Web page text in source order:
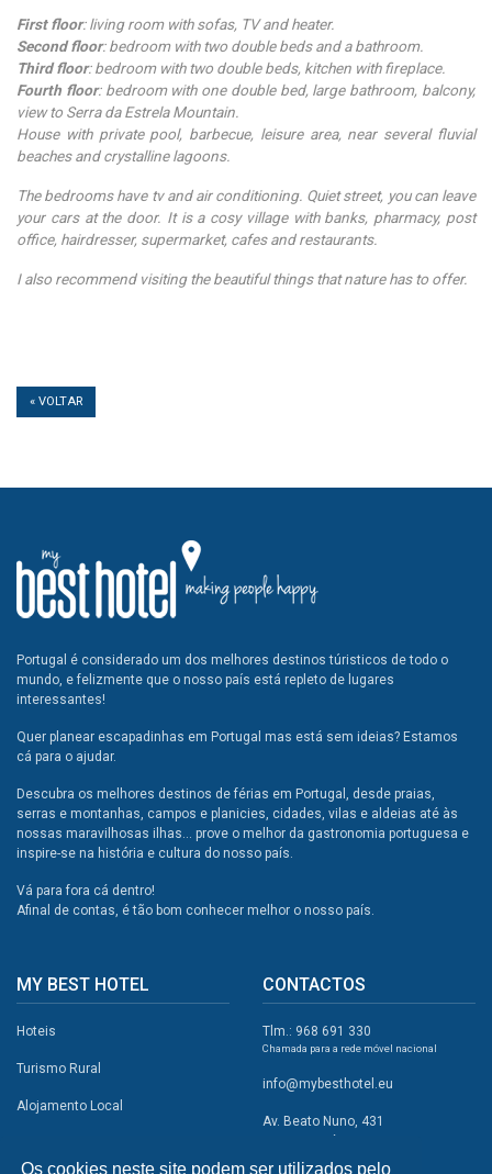
Os cookies neste site podem ser utilizados pelo
First floor: living room with sofas, TV and heater.
Second floor: bedroom with two double beds and a bathroom.
Third floor: bedroom with two double beds, kitchen with fireplace.
Fourth floor: bedroom with one double bed, large bathroom, balcony,
view to Serra da Estrela Mountain.
House with private pool, barbecue, leisure area, near several fluvial
beaches and crystalline lagoons.
The bedrooms have tv and air conditioning. Quiet street, you can leave
your cars at the door. It is a cosy village with banks, pharmacy, post
office, hairdresser, supermarket, cafes and restaurants.
I also recommend visiting the beautiful things that nature has to offer.
« VOLTAR
Portugal é considerado um dos melhores destinos túristicos de todo o
mundo, e felizmente que o nosso país está repleto de lugares
interessantes!
Quer planear escapadinhas em Portugal mas está sem ideias? Estamos
cá para o ajudar.
Descubra os melhores destinos de férias em Portugal, desde praias,
serras e montanhas, campos e planicies, cidades, vilas e aldeias até às
nossas maravilhosas ilhas... prove o melhor da gastronomia portuguesa e
inspire-se na história e cultura do nosso país.
Vá para fora cá dentro!
Afinal de contas, é tão bom conhecer melhor o nosso país.
MY BEST HOTEL
Hoteis
Turismo Rural
Alojamento Local
CONTACTOS
Tlm.: 968 691 330
Chamada para a rede móvel nacional
info@mybesthotel.eu
Av. Beato Nuno, 431
2495-401 Fátima